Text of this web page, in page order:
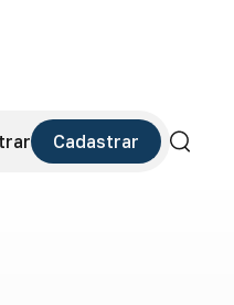
Cadastrar